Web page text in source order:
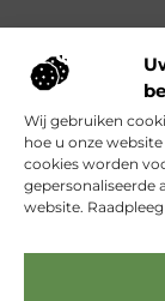
Wij gebruiken
hoe u onze
cookies worden
gepersonaliseerde
website.